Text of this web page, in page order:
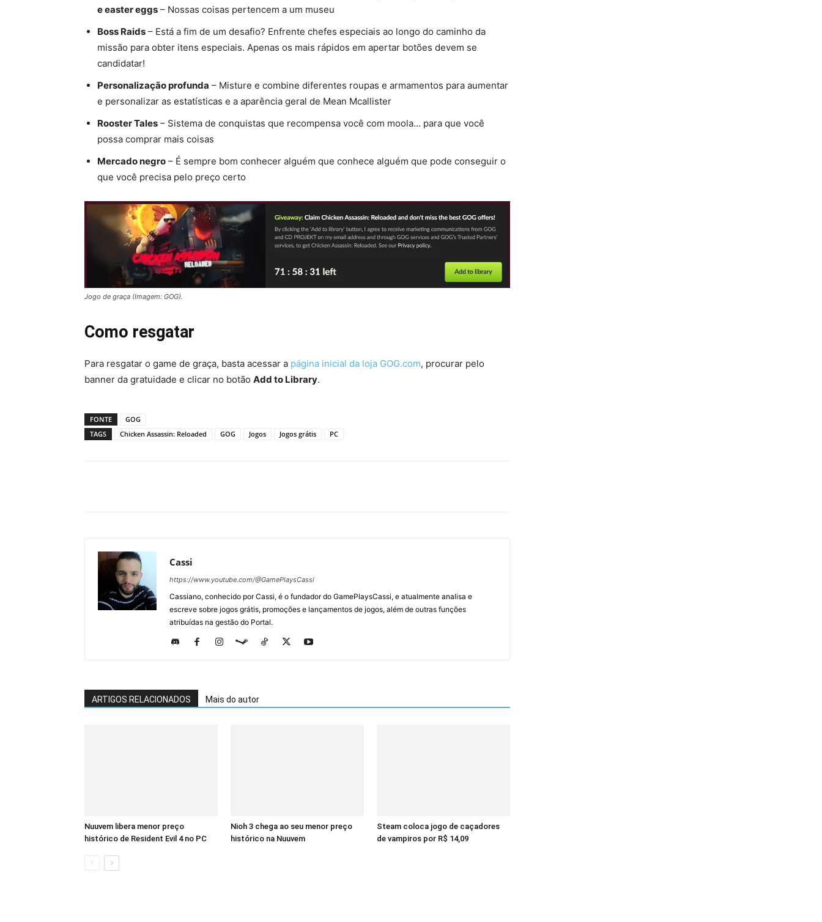
e easter eggs – Nossas coisas pertencem a um museu
Boss Raids – Está a fim de um desafio? Enfrente chefes especiais ao longo do caminho da
missão para obter itens especiais. Apenas os mais rápidos em apertar botões devem se
candidatar!
Personalização profunda – Misture e combine diferentes roupas e armamentos para aumentar
e personalizar as estatísticas e a aparência geral de Mean Mcallister
Rooster Tales – Sistema de conquistas que recompensa você com moola… para que você
possa comprar mais coisas
Mercado negro – É sempre bom conhecer alguém que conhece alguém que pode conseguir o
que você precisa pelo preço certo
Jogo de graça (Imagem: GOG).
Como resgatar
Para resgatar o game de graça, basta acessar a página inicial da loja GOG.com, procurar pelo
banner da gratuidade e clicar no botão Add to Library.
FONTE
GOG
TAGS
Chicken Assassin: Reloaded GOG Jogos Jogos grátis PC
Cassi
https://www.youtube.com/@GamePlaysCassi
Cassiano, conhecido por Cassi, é o fundador do GamePlaysCassi, e atualmente analisa e
escreve sobre jogos grátis, promoções e lançamentos de jogos, além de outras funções
atribuídas na gestão do Portal.
ARTIGOS RELACIONADOS Mais do autor
Nuuvem libera menor preço
histórico de Resident Evil 4 no PC
Nioh 3 chega ao seu menor preço
histórico na Nuuvem
Steam coloca jogo de caçadores
de vampiros por R$ 14,09